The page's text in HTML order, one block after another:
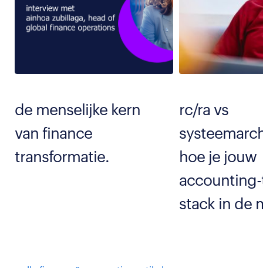
de menselijke kern
van finance
transformatie.
rc/ra vs
hoe je jouw
stack in de